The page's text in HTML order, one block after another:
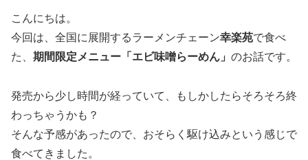
こんにちは。
今回は、全国に展開するラーメンチェーン幸楽苑で食べ
た、 期間限定メニュー「エビ味噌らーめん」 のお話です。
発売から少し時間が経っていて、もしかしたらそろそろ終
わっちゃうかも？
そんな予感があったので、おそらく駆け込みという感じで
食べてきました。